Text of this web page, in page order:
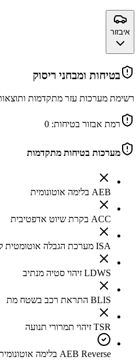
איבזור
בטיחות ומבחני ריסוק
רשימת מערכות עזר מתקדמות
רמת אבזור בטיחות: 0
מערכות בטיחות מתקדמות
AEB בלימה אוטונומית
ACC בקרת שיוט אדפטיבית
ISA מערכת הגבלה אוטומטית למהירות הרכב
LDWS זיהוי סטיה מנתיב
BLIS התראת רכב בשטח מת
TSR זיהוי תמרורי תנועה
AEB Reverse בלימה אוטונומית בנסיעה לאחור